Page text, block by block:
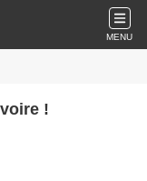
MENU
!